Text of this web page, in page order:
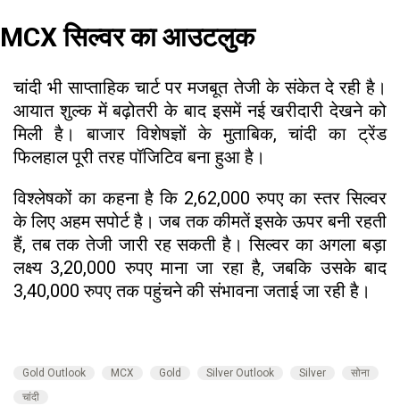
MCX सिल्वर का आउटलुक
चांदी भी साप्ताहिक चार्ट पर मजबूत तेजी के संकेत दे रही है।
आयात शुल्क में बढ़ोतरी के बाद इसमें नई खरीदारी देखने को
मिली है। बाजार विशेषज्ञों के मुताबिक, चांदी का ट्रेंड
फिलहाल पूरी तरह पॉजिटिव बना हुआ है।
विश्लेषकों का कहना है कि 2,62,000 रुपए का स्तर सिल्वर
के लिए अहम सपोर्ट है। जब तक कीमतें इसके ऊपर बनी रहती
हैं, तब तक तेजी जारी रह सकती है। सिल्वर का अगला बड़ा
लक्ष्य 3,20,000 रुपए माना जा रहा है, जबकि उसके बाद
3,40,000 रुपए तक पहुंचने की संभावना जताई जा रही है।
Gold Outlook MCX Gold Silver Outlook Silver
सोना
चांदी